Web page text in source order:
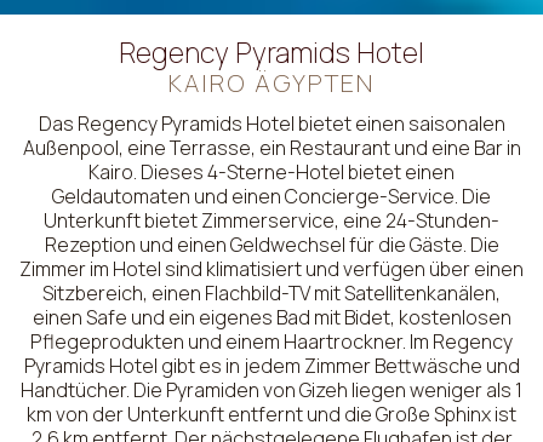
Regency Pyramids Hotel
KAIRO ÄGYPTEN
Das Regency Pyramids Hotel bietet einen saisonalen
Außenpool, eine Terrasse, ein Restaurant und eine Bar in
Kairo. Dieses 4-Sterne-Hotel bietet einen
Geldautomaten und einen Concierge-Service. Die
Unterkunft bietet Zimmerservice, eine 24-Stunden-
Rezeption und einen Geldwechsel für die Gäste. Die
Zimmer im Hotel sind klimatisiert und verfügen über einen
Sitzbereich, einen Flachbild-TV mit Satellitenkanälen,
einen Safe und ein eigenes Bad mit Bidet, kostenlosen
Pflegeprodukten und einem Haartrockner. Im Regency
Pyramids Hotel gibt es in jedem Zimmer Bettwäsche und
Handtücher. Die Pyramiden von Gizeh liegen weniger als 1
km von der Unterkunft entfernt und die Große Sphinx ist